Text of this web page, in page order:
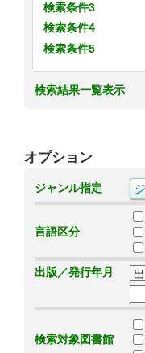
検索条件3
検索条件4
検索条件5
検索結果一覧表示
オプション
ジャンル指定
言語区分
出版／発行年月
検索対象図書館